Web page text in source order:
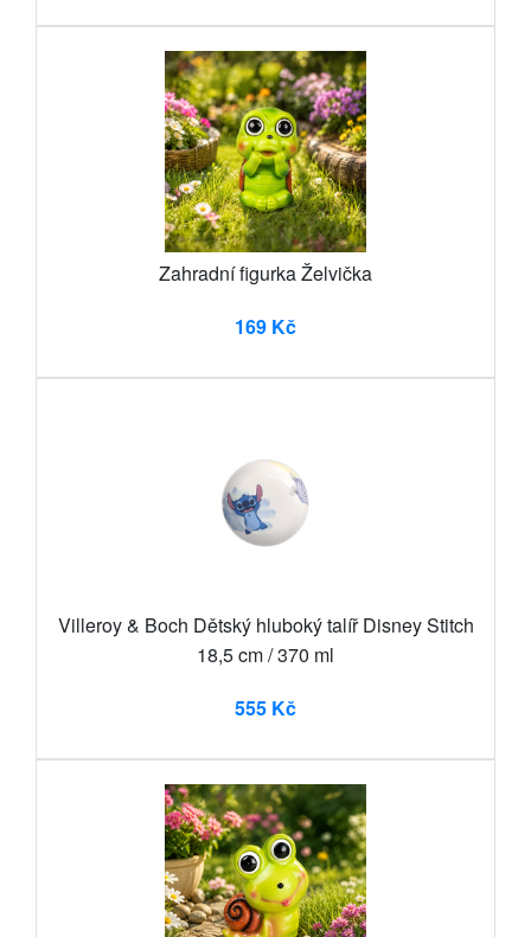
Zahradní figurka Želvička
169 Kč
Villeroy & Boch Dětský hluboký talíř Disney Stitch
18,5 cm / 370 ml
555 Kč